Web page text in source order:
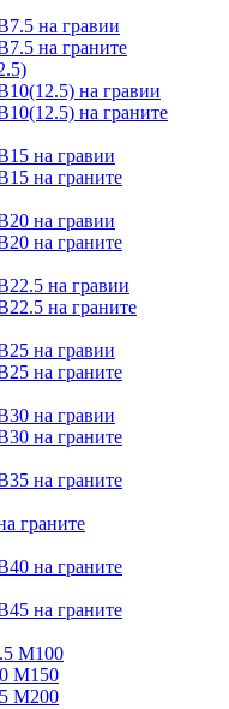
на гравии
на граните
на гравии
на граните
на гравии
на граните
на гравии
на граните
на гравии
на граните
на гравии
на граните
на гравии
на граните
на граните
граните
на граните
на граните
М100
М150
М200